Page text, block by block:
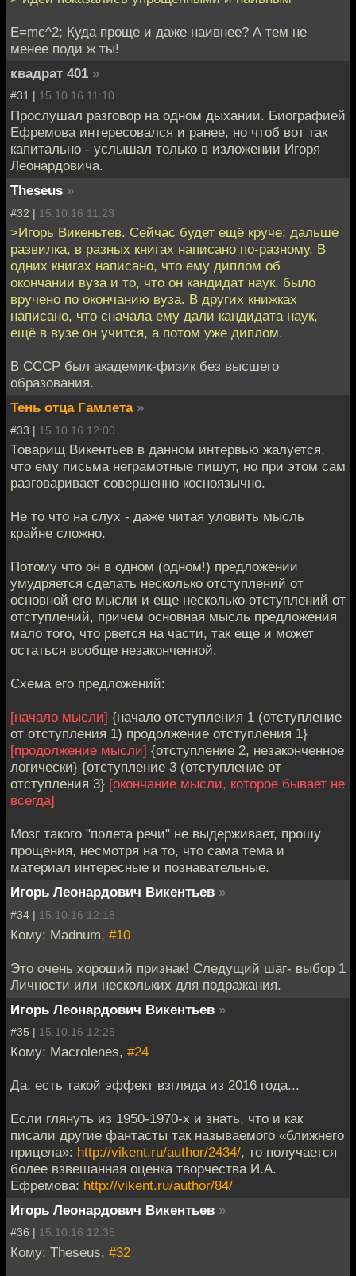
Е=mc^2; Куда проще и даже наивнее? А тем не
менее поди ж ты!
квадрат 401 »
#31 | 15.10.16 11:10
Прослушал разговор на одном дыхании. Биографией
Ефремова интересовался и ранее, но чтоб вот так
капитально - услышал только в изложении Игоря
Леонардовича.
Theseus »
#32 | 15.10.16 11:23
>Игорь Викеньтев. Сейчас будет ещё круче: дальше
развилка, в разных книгах написано по-разному. В
одних книгах написано, что ему диплом об
окончании вуза и то, что он кандидат наук, было
вручено по окончанию вуза. В других книжках
написано, что сначала ему дали кандидата наук,
ещё в вузе он учится, а потом уже диплом.
В СССР был академик-физик без высшего
образования.
Тень отца Гамлета »
#33 | 15.10.16 12:00
Товарищ Викентьев в данном интервью жалуется,
что ему письма неграмотные пишут, но при этом сам
разговаривает совершенно косноязычно.
Не то что на слух - даже читая уловить мысль
крайне сложно.
Потому что он в одном (одном!) предложении
умудряется сделать несколько отступлений от
основной его мысли и еще несколько отступлений от
отступлений, причем основная мысль предложения
мало того, что рвется на части, так еще и может
остаться вообще незаконченной.
Схема его предложений:
[начало мысли] {начало отступления 1 (отступление
от отступления 1) продолжение отступления 1}
[продолжение мысли] {отступление 2, незаконченное
логически} {отступление 3 (отступление от
отступления 3} [окончание мысли, которое бывает не
всегда]
Мозг такого "полета речи" не выдерживает, прошу
прощения, несмотря на то, что сама тема и
материал интересные и познавательные.
Игорь Леонардович Викентьев »
#34 | 15.10.16 12:18
Кому: Madnum, #10
Это очень хороший признак! Следущий шаг- выбор 1
Личности или нескольких для подражания.
Игорь Леонардович Викентьев »
#35 | 15.10.16 12:25
Кому: Macrolenes, #24
Да, есть такой эффект взгляда из 2016 года...
Если глянуть из 1950-1970-х и знать, что и как
писали другие фантасты так называемого «ближнего
прицела»: http://vikent.ru/author/2434/, то получается
более взвешанная оценка творчества И.А.
Ефремова: http://vikent.ru/author/84/
Игорь Леонардович Викентьев »
#36 | 15.10.16 12:35
Кому: Theseus, #32